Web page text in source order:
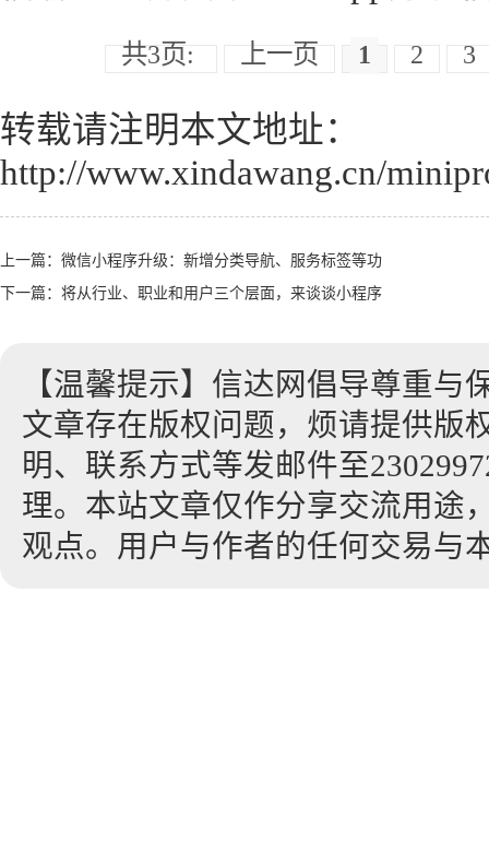
共3页: 上一页 1 2 3
转载请注明本文地址：
http://www.xindawang.cn/
上一篇： 微信小程序升级：新增分类导航、服务标签等功
下一篇： 将从行业、职业和用户三个层面，来谈谈小程序
【温馨提示】信达网倡导尊重与
文章存在版权问题，烦请提供版
明、联系方式等发邮件至
理。本站文章仅作分享交流用途
观点。用户与作者的任何交易与